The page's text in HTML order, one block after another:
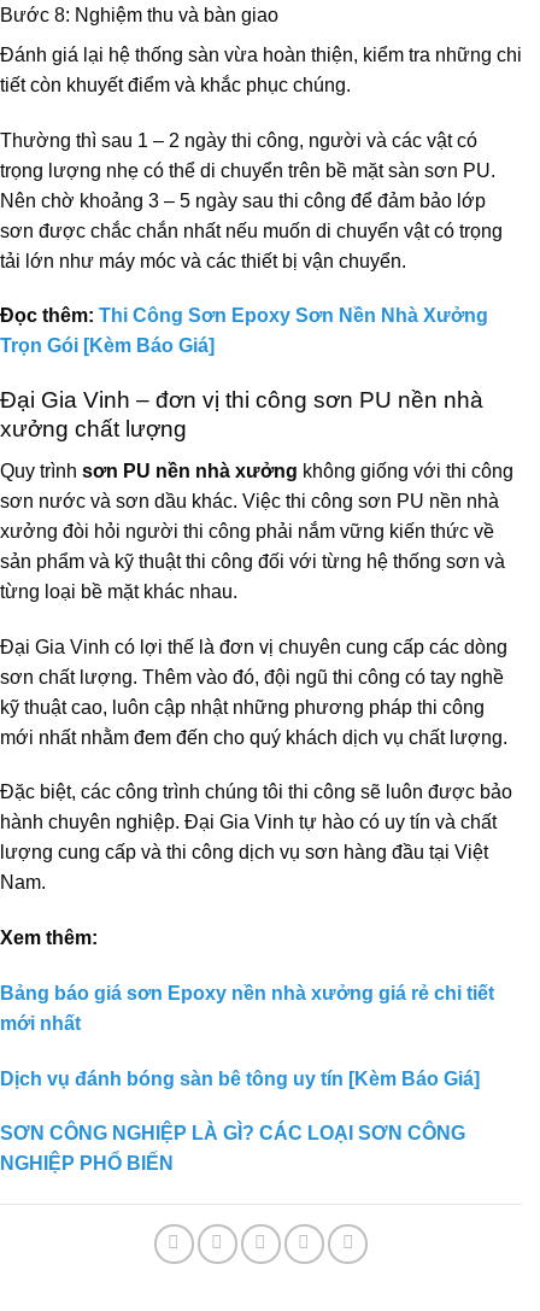
Bước 8: Nghiệm thu và bàn giao
Đánh giá lại hệ thống sàn vừa hoàn thiện, kiểm tra những chi
tiết còn khuyết điểm và khắc phục chúng.
Thường thì sau 1 – 2 ngày thi công, người và các vật có
trọng lượng nhẹ có thể di chuyển trên bề mặt sàn sơn PU.
Nên chờ khoảng 3 – 5 ngày sau thi công để đảm bảo lớp
sơn được chắc chắn nhất nếu muốn di chuyển vật có trọng
tải lớn như máy móc và các thiết bị vận chuyển.
Đọc thêm: Thi Công Sơn Epoxy Sơn Nền Nhà Xưởng
Trọn Gói [Kèm Báo Giá]
Đại Gia Vinh – đơn vị thi công sơn PU nền nhà
xưởng chất lượng
Quy trình sơn PU nền nhà xưởng không giống với thi công
sơn nước và sơn dầu khác. Việc thi công sơn PU nền nhà
xưởng đòi hỏi người thi công phải nắm vững kiến thức về
sản phẩm và kỹ thuật thi công đối với từng hệ thống sơn và
từng loại bề mặt khác nhau.
Đại Gia Vinh có lợi thế là đơn vị chuyên cung cấp các dòng
sơn chất lượng. Thêm vào đó, đội ngũ thi công có tay nghề
kỹ thuật cao, luôn cập nhật những phương pháp thi công
mới nhất nhằm đem đến cho quý khách dịch vụ chất lượng.
Đặc biệt, các công trình chúng tôi thi công sẽ luôn được bảo
hành chuyên nghiệp. Đại Gia Vinh tự hào có uy tín và chất
lượng cung cấp và thi công dịch vụ sơn hàng đầu tại Việt
Nam.
Xem thêm:
Bảng báo giá sơn Epoxy nền nhà xưởng giá rẻ chi tiết
mới nhất
Dịch vụ đánh bóng sàn bê tông uy tín [Kèm Báo Giá]
SƠN CÔNG NGHIỆP LÀ GÌ? CÁC LOẠI SƠN CÔNG
NGHIỆP PHỔ BIẾN